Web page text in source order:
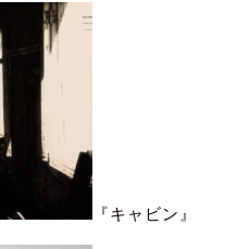
『キャビン』